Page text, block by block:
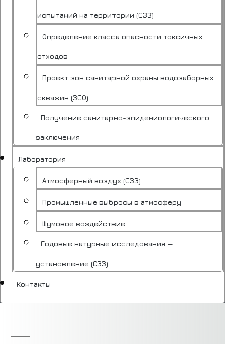
испытаний на территории (СЗЗ)
Определение класса опасности токсичных
отходов
Проект зон санитарной охраны водозаборных
скважин (ЗСО)
Получение санитарно-эпидемиологического
заключения
Лаборатория
Атмосферный воздух (СЗЗ)
Промышленные выбросы в атмосферу
Шумовое воздействие
Годовые натурные исследования —
установление (СЗЗ)
Контакты